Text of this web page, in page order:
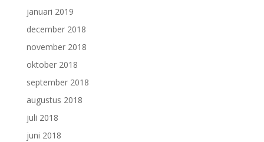
januari 2019
december 2018
november 2018
oktober 2018
september 2018
augustus 2018
juli 2018
juni 2018